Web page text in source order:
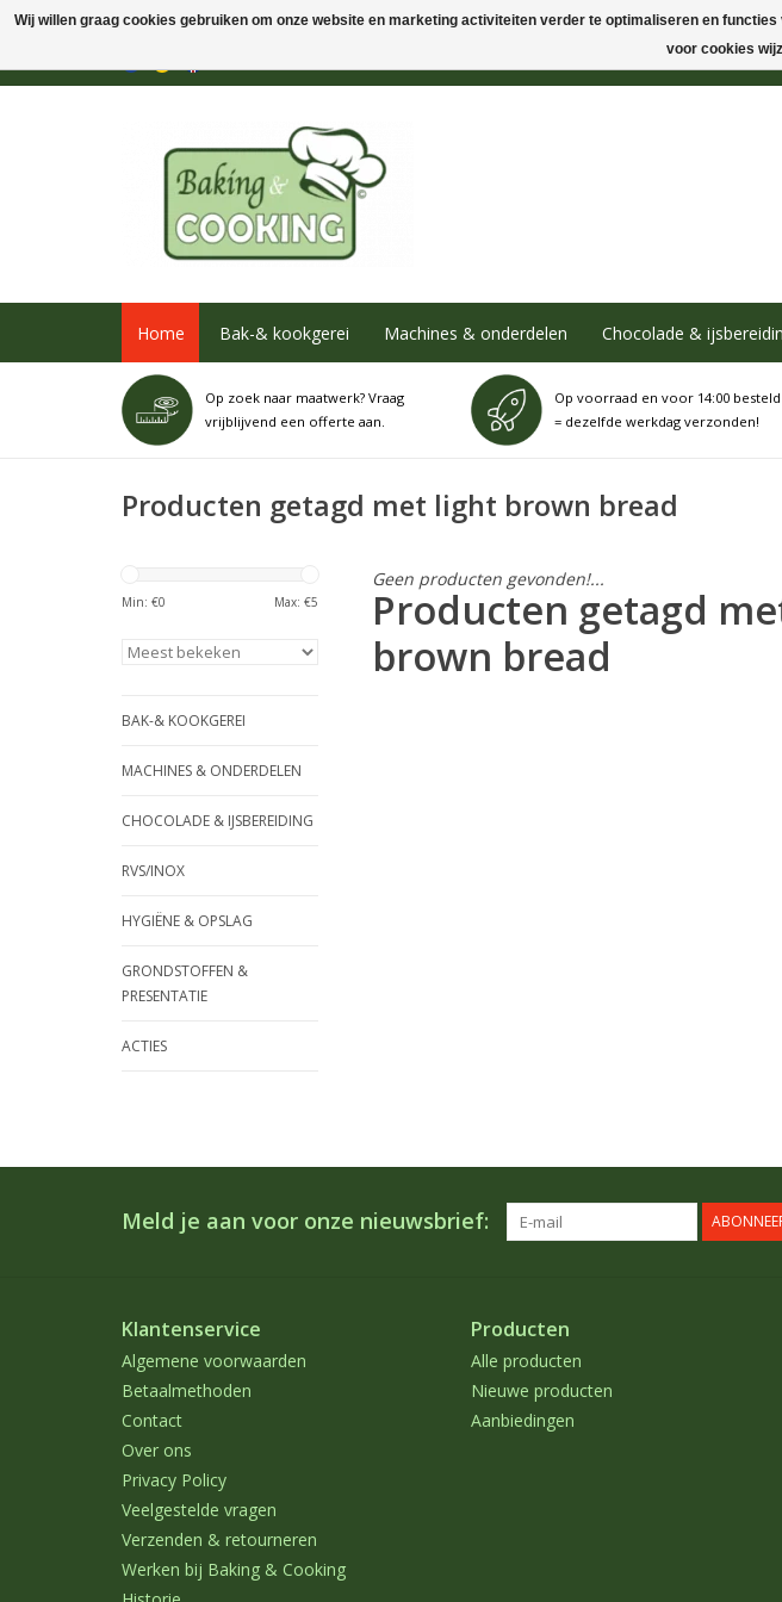
Home Bak-& kookgerei Machines & onderdelen Chocolade &
Op zoek naar maatwerk? Vraag
vrijblijvend een offerte aan.
Op voorraad en voor 14:00 besteld
= dezelfde werkdag verzonden!
Producten getagd met light brown bread
Min: €0 Max: €5
BAK-& KOOKGEREI
MACHINES & ONDERDELEN
CHOCOLADE & IJSBEREIDING
RVS/INOX
HYGIËNE & OPSLAG
GRONDSTOFFEN &
PRESENTATIE
ACTIES
Geen producten gevonden!...
Producten getagd
brown bread
Meld je aan voor onze nieuwsbrief:
Klantenservice
Algemene voorwaarden
Betaalmethoden
Contact
Over ons
Privacy Policy
Veelgestelde vragen
Verzenden & retourneren
Werken bij Baking & Cooking
Producten
Alle producten
Nieuwe producten
Aanbiedingen
Wij willen graag cookies gebruiken om onze website en marketing activiteiten verder te optimaliseren en
voor cookies